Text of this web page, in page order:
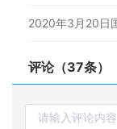
2020年3月20日
评论（37条）